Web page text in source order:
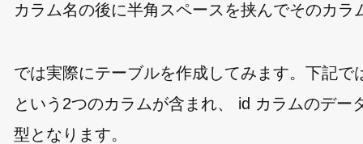
カラム名の後に半角スペースを挟んでそのカラ
では実際にテーブルを作成してみます。下記
という2つのカラムが含まれ、 id カラムのデ
型となります。